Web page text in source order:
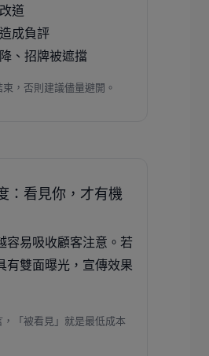
道
成負評
、招牌被遮擋
，否則建議儘量避開。
：看見你，才有機
容易吸收顧客注意。若
有雙面曝光，宣傳效果
「被看見」就是最低成本